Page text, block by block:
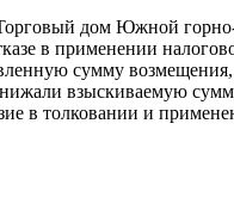
дом Южной
в применении
сумму
взыскиваемую
в толковании и